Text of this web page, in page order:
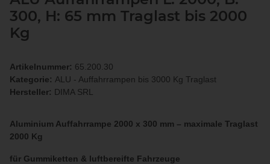
300, H: 65 mm Traglast bis 2000
Kg
Artikelnummer: 65.200.30
Kategorie: ALU - Auffahrrampen bis 3000 Kg Traglast
Hersteller: DIMA SRL
Aluminium Auffahrrampe 2000 x 300 mm – maximale Traglast
2000 Kg
für Gummiketten & luftbereifte Fahrzeuge